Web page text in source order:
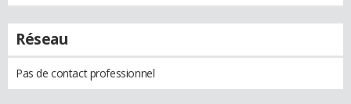
Réseau
Pas de contact professionnel